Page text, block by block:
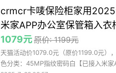
crmcr卡唛保险柜家用
米家APP办公室保管箱入
1079元原价: 1199元
天猫活动价1079.0元（原价1199.0元）
色分类：45MP指纹密码白【已接入米家